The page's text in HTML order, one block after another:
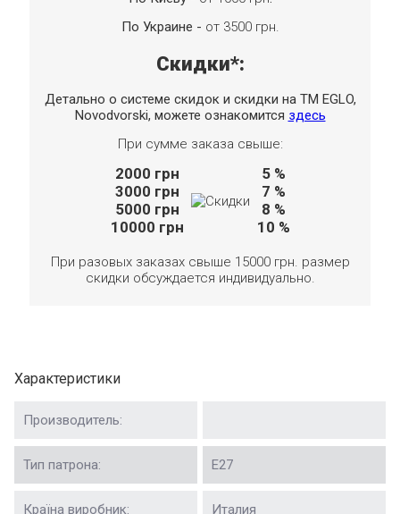
По Украине - от 3500 грн.
Скидки*:
Детально о системе скидок и скидки на TM EGLO,
Novodvorski, можете ознакомится здесь
При сумме заказа свыше:
2000 грн
3000 грн
5000 грн
10000 грн
5 %
7 %
8 %
10 %
При разовых заказах свыше 15000 грн. размер
скидки обсуждается индивидуально.
Характеристики
Производитель:
Тип патрона: Е27
Країна виробник: Италия